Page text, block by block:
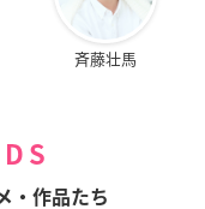
斉藤壮馬
・作品たち